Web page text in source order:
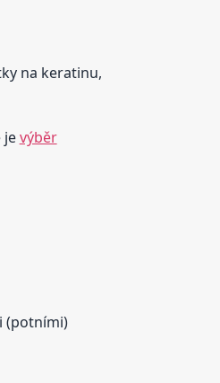
na keratinu,
jevýběr
(potními)